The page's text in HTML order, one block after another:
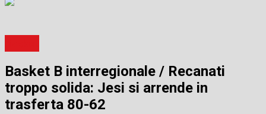
Basket B interregionale / Recanati
troppo solida: Jesi si arrende in
trasferta 80-62